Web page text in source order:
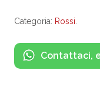
Categoria: Rossi
Contattaci,